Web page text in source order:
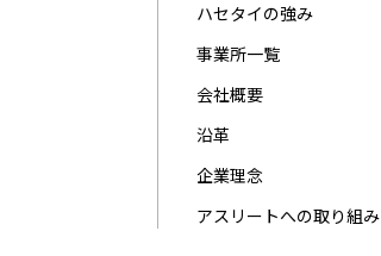
ハセタイの強み
事業所一覧
会社概要
沿革
企業理念
アスリートへの取り組み